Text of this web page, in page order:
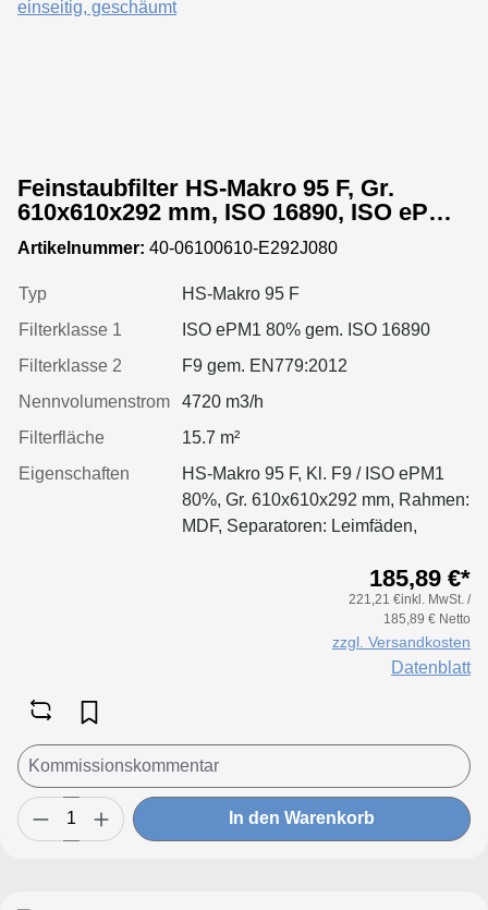
Feinstaubfilter HS-Makro 95 F, Gr.
610x610x292 mm, ISO 16890, ISO ePM1
80%, Rahmen: MDF, Dichtung: einseitig,
geschäumt
Artikelnummer: 40-06100610-E292J080
Typ
HS-Makro 95 F
Filterklasse 1
ISO ePM1 80% gem. ISO 16890
Filterklasse 2
F9 gem. EN779:2012
Nennvolumenstrom
4720 m3/h
Filterfläche
15.7 m²
Eigenschaften
HS-Makro 95 F, Kl. F9 / ISO ePM1
80%, Gr. 610x610x292 mm, Rahmen:
MDF, Separatoren: Leimfäden,
185,89 €*
221,21 €inkl. MwSt. /
185,89 € Netto
zzgl. Versandkosten
Datenblatt
In den Warenkorb